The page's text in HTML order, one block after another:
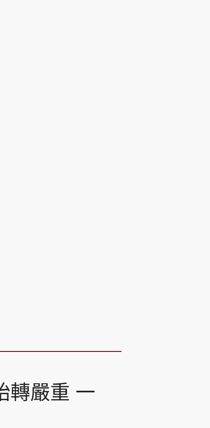
轉嚴重 一